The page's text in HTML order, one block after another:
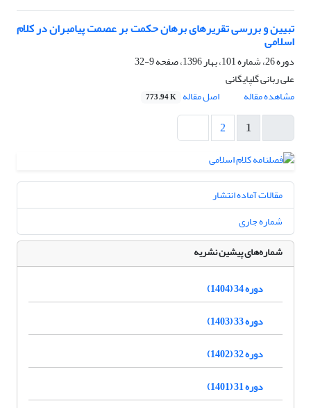
تبیین و بررسی تقریرهای برهان حکمت بر عصمت پیامبران در کلام
اسلامی
دوره 26، شماره 101، بهار 1396، صفحه
9-32
علی ربانی گلپایگانی
مشاهده مقاله
اصل مقاله 773.94 K
1
2
مقالات آماده انتشار
شماره جاری
شماره‌های پیشین نشریه
دوره 34 (1404)
دوره 33 (1403)
دوره 32 (1402)
دوره 31 (1401)